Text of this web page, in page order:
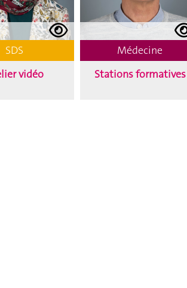
SDS
vidéo
Médecine
Stations formatives